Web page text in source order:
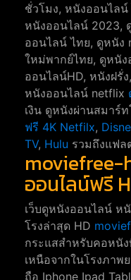
ชั่วโมง, หนังออนไล
หนังออนไลน์ 2023,
ออนไลน์ ไทย, ดูหนัง
ใหม่พากย์ไทย, ดูหนั
ออนไลน์HD, หนังฝรั่
หนังออนไลน์ netflix
เงิน ดูหนังผ่านสมาร์
ฟรี 4K Netfilx,
TV, Hulu รวมถึงแฟ
moviefree-
ออนไลน์ฟรี
เว็บดูหนังออนไลน์ ห
โรงล่าสุด HD
กระแสสำหรับคอหนั
เหนือจากในโรงภา
ถือ Iphone Ipad